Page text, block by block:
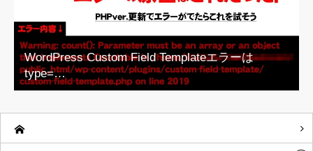
WordPress Custom Field Templateエラーは
type=…